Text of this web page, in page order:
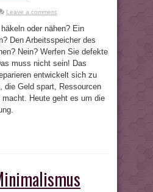
Leave a comment
oder nähen? Ein
Den Arbeitsspeicher des
Nein? Werfen Sie defekte
muss nicht sein! Das
entwickelt sich zu
die Geld spart, Ressourcen
Heute geht es um die